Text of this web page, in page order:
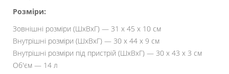
Розміри:
Зовнішні розміри (ШхВхГ) — 31 х 45 х 10 см
Внутрішні розміри (ШхВхГ) — 30 х 44 х 9 см
Внутрішні розміри під пристрій (ШхВхГ) — 30 х 43 х 3 см
Об'єм — 14 л